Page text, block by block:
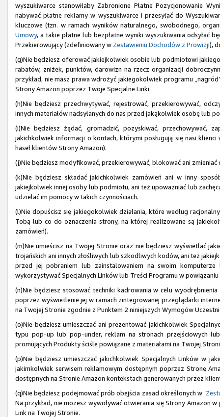
wyszukiwarce stanowiłaby Zabronione Płatne Pozycjonowanie
nabywać płatne reklamy w wyszukiwarce i przesyłać do
kluczowe (tzn. w ramach wyników naturalnego, swobodnego,
Umowy, a takie płatne lub bezpłatne wyniki wyszukiwania odsyłać
Przekierowujący (zdefiniowany w Zestawieniu Dochodów z Prowizji),
(g)Nie będziesz oferować jakiejkolwiek osobie lub podmiotowi
rabatów, zniżek, punktów, darowizn na rzecz organizacji
przykład, nie masz prawa wdrożyć jakiegokolwiek programu
Strony Amazon poprzez Twoje Specjalne Linki.
(h)Nie będziesz przechwytywać, rejestrować, przekierowywać,
innych materiałów nadsyłanych do nas przed jakąkolwiek osobę lub
(i)Nie będziesz żądać, gromadzić, pozyskiwać, przechowywać,
jakichkolwiek informacji o kontach, którymi posługują się nasi
haseł klientów Strony Amazon).
(j)Nie będziesz modyfikować, przekierowywać, blokować ani
(k)Nie będziesz składać jakichkolwiek zamówień ani w inny
jakiejkolwiek innej osoby lub podmiotu, ani też upoważniać lub
udzielać im pomocy w takich czynnościach.
(l)Nie dopuścisz się jakiegokolwiek działania, które według
Tobą lub co do oznaczenia strony, na której realizowane są
zamówień).
(m)Nie umieścisz na Twojej Stronie oraz nie będziesz wyświetlać
trojańskich ani innych złośliwych lub szkodliwych kodów, ani też
przed jej pobraniem lub zainstalowaniem na swoim
wykorzystywać Specjalnych Linków lub Treści Programu w
(n)Nie będziesz stosować techniki kadrowania w celu
poprzez wyświetlenie jej w ramach zintegrowanej przeglądarki
na Twojej Stronie zgodnie z Punktem 2 niniejszych Wymogów
(o)Nie będziesz umieszczać ani prezentować jakichkolwiek
typu pop-up lub pop-under, reklam na stronach przejściowych
promujących Produkty ściśle powiązane z materiałami na Twojej
(p)Nie będziesz umieszczać jakichkolwiek Specjalnych Linków w
jakimkolwiek serwisem reklamowym dostępnym poprzez Stronę
dostępnych na Stronie Amazon kontekstach generowanych przez
(q)Nie będziesz podejmować prób obejścia zasad określonych w
Na przykład, nie możesz wywoływać otwierania się Strony Amazon
Link na Twojej Stronie.